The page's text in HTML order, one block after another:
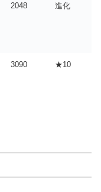
2048 進化
3090 ★10